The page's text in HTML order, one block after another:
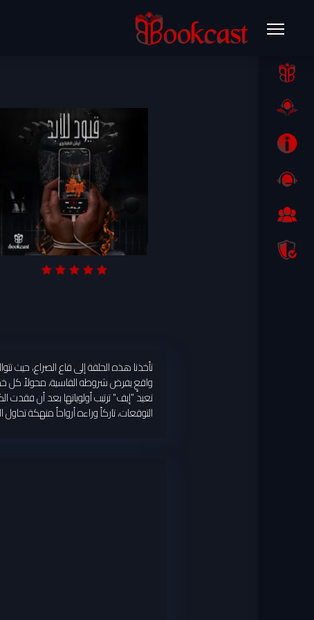
تأخذنا هذه الحلقة إلى قاع الصراع، حيث
واقعٍ يفرض شروطه القاسية، محولاً كل
تعيد "إيف" ترتيب أولوياتها بعد أن
التوقعات، تاركاً وراءه أرواحاً منهكة